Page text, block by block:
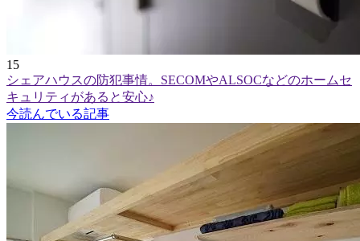
15
シェアハウスの防犯事情。SECOMやALSOCなどのホームセ
キュリティがあると安心♪
今読んでいる記事